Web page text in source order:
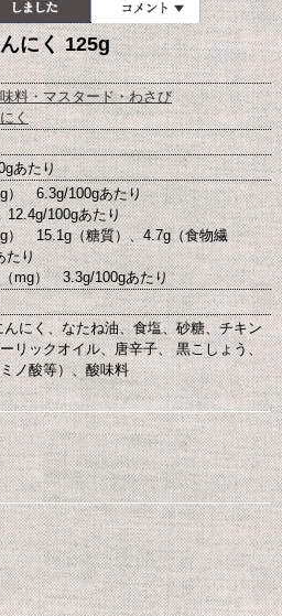
にく 125g
料・マスタード・わさび
く
あたり
） 6.3g/100gあたり
100gあたり
） 15.1g（糖質）、4.7g（食物繊
たり
mg） 3.3g/100gあたり
にく、なたね油、食塩、砂糖、チキン
リックオイル、唐辛子、 黒こしょう、
ノ酸等）、酸味料